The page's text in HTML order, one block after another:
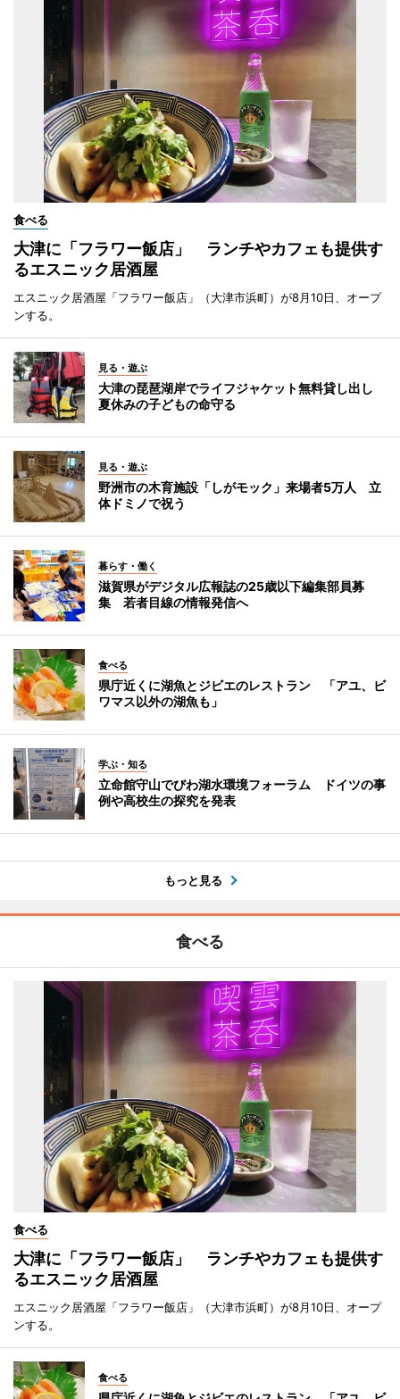
食べる
大津に「フラワー飯店」 ランチやカフェも提供す
るエスニック居酒屋
エスニック居酒屋「フラワー飯店」（大津市浜町）が8月10日、オープ
ンする。
見る・遊ぶ
大津の琵琶湖岸でライフジャケット無料貸し出し
夏休みの子どもの命守る
見る・遊ぶ
野洲市の木育施設「しがモック」来場者5万人 立
体ドミノで祝う
暮らす・働く
滋賀県がデジタル広報誌の25歳以下編集部員募
集 若者目線の情報発信へ
食べる
県庁近くに湖魚とジビエのレストラン 「アユ、ビ
ワマス以外の湖魚も」
学ぶ・知る
立命館守山でびわ湖水環境フォーラム ドイツの事
例や高校生の探究を発表
もっと見る
食べる
食べる
大津に「フラワー飯店」 ランチやカフェも提供す
るエスニック居酒屋
エスニック居酒屋「フラワー飯店」（大津市浜町）が8月10日、オープ
ンする。
食べる